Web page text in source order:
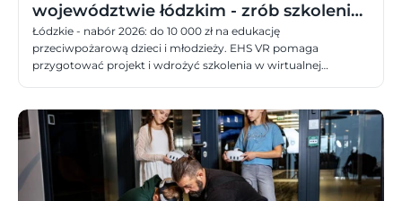
województwie łódzkim - zrób szkolenia
dzieci i młodzieży w VR
Łódzkie - nabór 2026: do 10 000 zł na edukację
przeciwpożarową dzieci i młodzieży. EHS VR pomaga
przygotować projekt i wdrożyć szkolenia w wirtualnej